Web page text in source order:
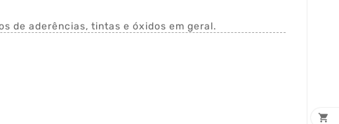
de aderências, tintas e óxidos em geral.
